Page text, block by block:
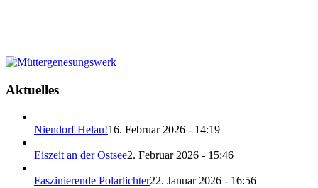
Aktuelles
Niendorf Helau!16. Februar 2026 - 14:19
Eiszeit an der Ostsee2. Februar 2026 - 15:46
Faszinierende Polarlichter22. Januar 2026 - 16:56